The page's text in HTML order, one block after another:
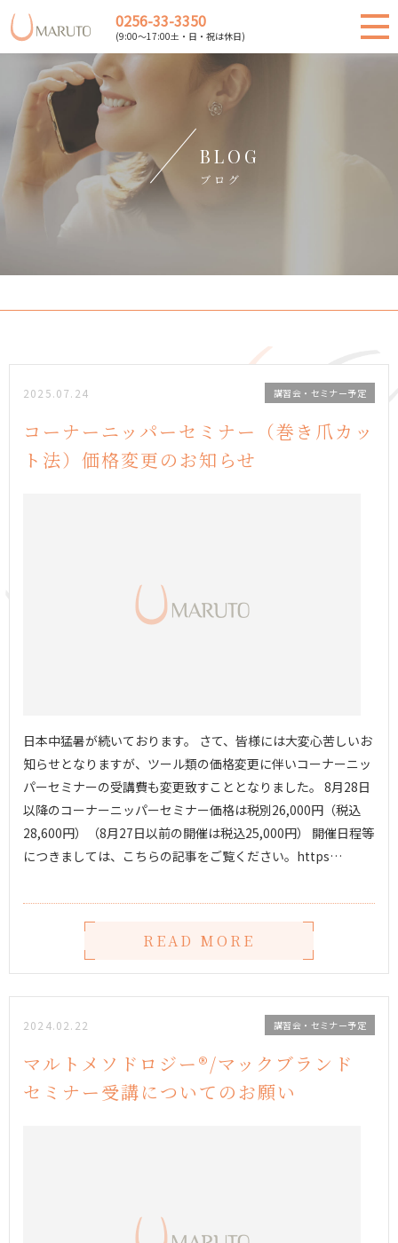
0256-33-3350
(9:00～17:00土・日・祝は休日)
BLOG
ブログ
2025.07.24 講習会・セミナー予定
コーナーニッパーセミナー（巻き爪カッ
ト法）価格変更のお知らせ
日本中猛暑が続いております。 さて、皆様には大変心苦しいお
知らせとなりますが、ツール類の価格変更に伴いコーナーニッ
パーセミナーの受講費も変更致すこととなりました。 8月28日
以降のコーナーニッパーセミナー価格は税別26,000円（税込
28,600円）（8月27日以前の開催は税込25,000円） 開催日程等
につきましては、こちらの記事をご覧ください。https…
READ MORE
2024.02.22 講習会・セミナー予定
マルトメソドロジー®︎/マックブランド
セミナー受講についてのお願い